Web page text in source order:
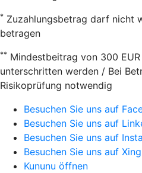
* Zuzahlungsbetrag darf nicht
betragen
** Mindestbeitrag von 300
unterschritten werden / Bei
Risikoprüfung notwendig
Besuchen Sie uns auf
Besuchen Sie uns auf
Besuchen Sie uns auf
Besuchen Sie uns auf Xing
Kununu öffnen